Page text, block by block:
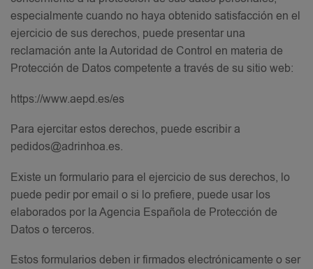
especialmente cuando no haya obtenido satisfacción en el
ejercicio de sus derechos, puede presentar una
reclamación ante la Autoridad de Control en materia de
Protección de Datos competente a través de su sitio web:
https://www.aepd.es/es
Para ejercitar estos derechos, puede escribir a
pedidos@adrinhoa.es.
Existe un formulario para el ejercicio de sus derechos, lo
puede pedir por email o si lo prefiere, puede usar los
elaborados por la Agencia Española de Protección de
Datos o terceros.
Estos formularios deben ir firmados electrónicamente o ser